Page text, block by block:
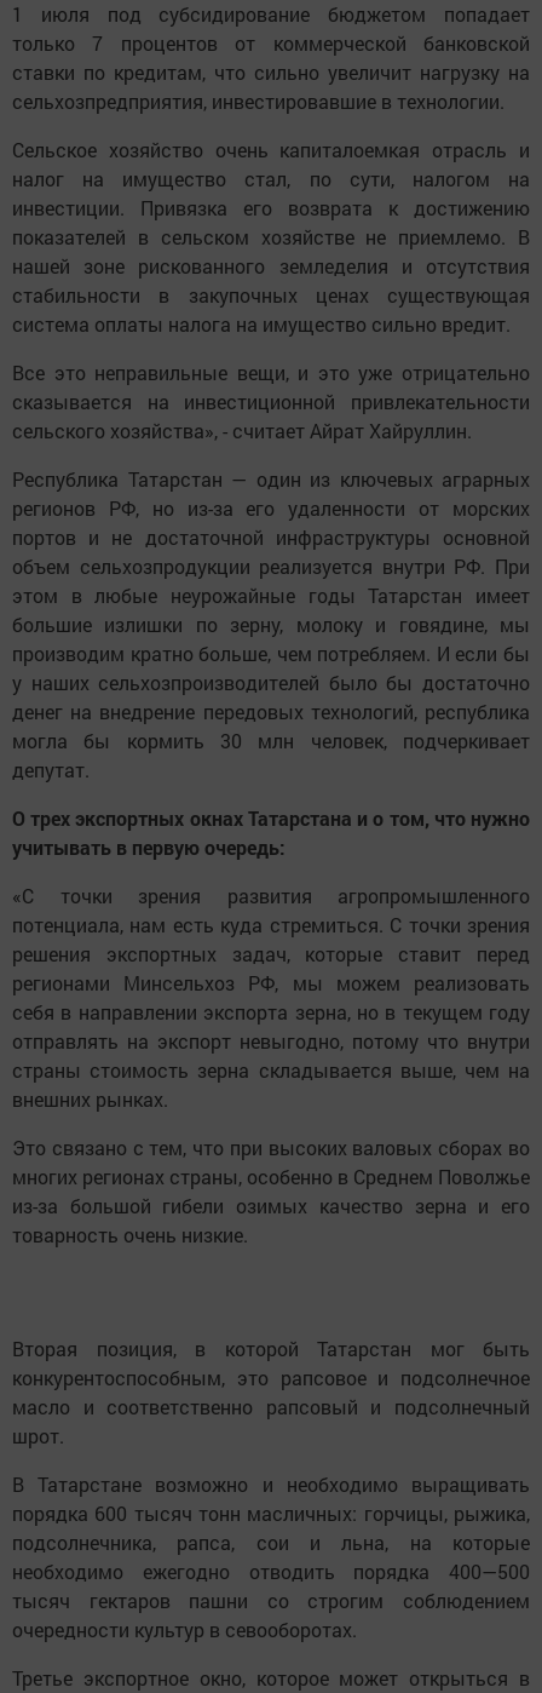
1 июля под субсидирование бюджетом попадает
только 7 процентов от коммерческой банковской
ставки по кредитам, что сильно увеличит нагрузку на
сельхозпредприятия, инвестировавшие в технологии.
Сельское хозяйство очень капиталоемкая отрасль и
налог на имущество стал, по сути, налогом на
инвестиции. Привязка его возврата к достижению
показателей в сельском хозяйстве не приемлемо. В
нашей зоне рискованного земледелия и отсутствия
стабильности в закупочных ценах существующая
система оплаты налога на имущество сильно вредит.
Все это неправильные вещи, и это уже отрицательно
сказывается на инвестиционной привлекательности
сельского хозяйства», - считает Айрат Хайруллин.
Республика Татарстан — один из ключевых аграрных
регионов РФ, но из-за его удаленности от морских
портов и не достаточной инфраструктуры основной
объем сельхозпродукции реализуется внутри РФ. При
этом в любые неурожайные годы Татарстан имеет
большие излишки по зерну, молоку и говядине, мы
производим кратно больше, чем потребляем. И если бы
у наших сельхозпроизводителей было бы достаточно
денег на внедрение передовых технологий, республика
могла бы кормить 30 млн человек, подчеркивает
депутат.
О трех экспортных окнах Татарстана и о том, что нужно
учитывать в первую очередь:
«С точки зрения развития агропромышленного
потенциала, нам есть куда стремиться. С точки зрения
решения экспортных задач, которые ставит перед
регионами Минсельхоз РФ, мы можем реализовать
себя в направлении экспорта зерна, но в текущем году
отправлять на экспорт невыгодно, потому что внутри
страны стоимость зерна складывается выше, чем на
внешних рынках.
Это связано с тем, что при высоких валовых сборах во
многих регионах страны, особенно в Среднем Поволжье
из-за большой гибели озимых качество зерна и его
товарность очень низкие.
Вторая позиция, в которой Татарстан мог быть
конкурентоспособным, это рапсовое и подсолнечное
масло и соответственно рапсовый и подсолнечный
шрот.
В Татарстане возможно и необходимо выращивать
порядка 600 тысяч тонн масличных: горчицы, рыжика,
подсолнечника, рапса, сои и льна, на которые
необходимо ежегодно отводить порядка 400—500
тысяч гектаров пашни со строгим соблюдением
очередности культур в севооборотах.
Третье экспортное окно, которое может открыться в